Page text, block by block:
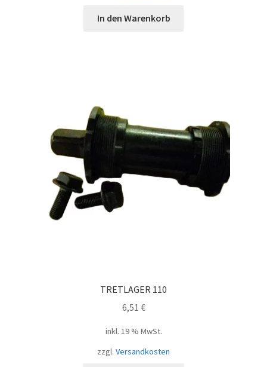
In den Warenkorb
TRETLAGER 110
6,51 €
inkl. 19 % MwSt.
zzgl. Versandkosten